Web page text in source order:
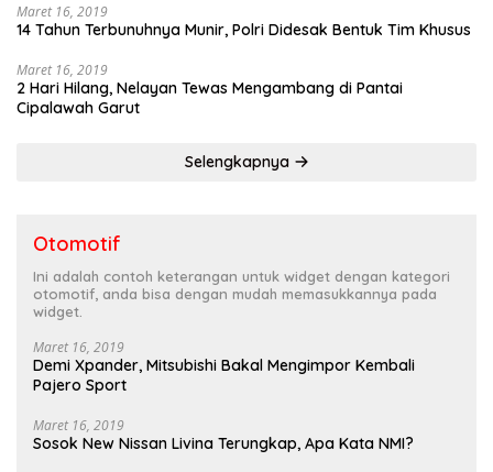
Maret 16, 2019
14 Tahun Terbunuhnya Munir, Polri Didesak Bentuk Tim Khusus
Maret 16, 2019
2 Hari Hilang, Nelayan Tewas Mengambang di Pantai
Cipalawah Garut
Selengkapnya
Otomotif
Ini adalah contoh keterangan untuk widget dengan kategori
otomotif, anda bisa dengan mudah memasukkannya pada
widget.
Maret 16, 2019
Demi Xpander, Mitsubishi Bakal Mengimpor Kembali
Pajero Sport
Maret 16, 2019
Sosok New Nissan Livina Terungkap, Apa Kata NMI?